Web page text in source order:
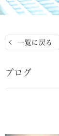
一覧に戻る
ブログ